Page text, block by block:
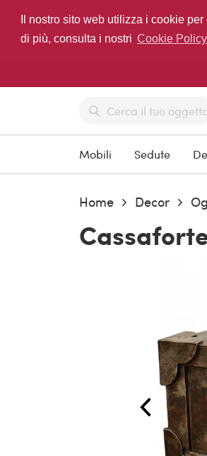
Il nostro sito web utilizza i cookie
di più, consulta i nostri Cookie Policy
Mobili Sedute
Home Decor